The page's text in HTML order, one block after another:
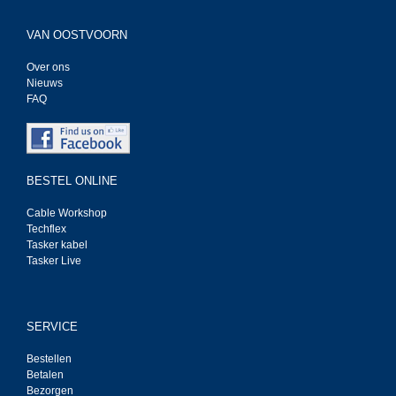
VAN OOSTVOORN
Over ons
Nieuws
FAQ
BESTEL ONLINE
Cable Workshop
Techflex
Tasker kabel
Tasker Live
SERVICE
Bestellen
Betalen
Bezorgen